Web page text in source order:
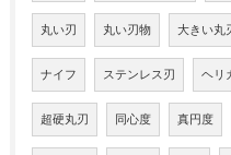
丸い刃 丸い刃物 大きい丸
ナイフ ステンレス刃 ヘリ
超硬丸刃 同心度 真円度